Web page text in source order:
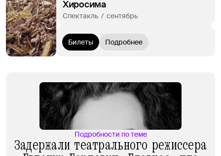
Хиросима
Спектакль  /  сентябрь
Билеты Подробнее
Подробности по теме
Задержали театрального режиссера